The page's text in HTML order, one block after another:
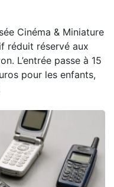
Cinéma & Miniature
réduit réservé aux
L’entrée passe à 15
pour les enfants,